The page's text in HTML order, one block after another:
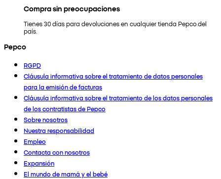
Compra sin preocupaciones
Tienes 30 días para devoluciones en cualquier tienda Pepco del
país.
Pepco
RGPD
Cláusula informativa sobre el tratamiento de datos personales
para la emisión de facturas
Cláusula informativa sobre el tratamiento de los datos personales
de los contratistas de Pepco
Sobre nosotros
Nuestra responsabilidad
Empleo
Contacta con nosotros
Expansión
El mundo de mamá y el bebé